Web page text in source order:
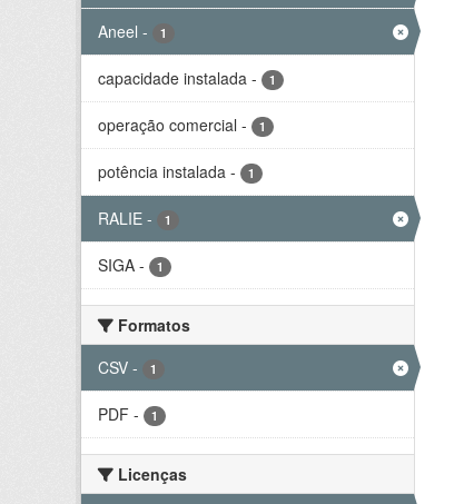
Aneel - 1
capacidade instalada - 1
operação comercial - 1
potência instalada - 1
RALIE - 1
SIGA - 1
Formatos
CSV - 1
PDF - 1
Licenças